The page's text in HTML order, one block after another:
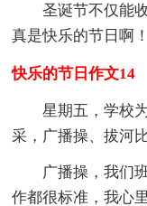
圣诞节不仅能
真是快乐的节日啊！
快乐的节日作文14
星期五，学校
采，广播操、拔河比
广播操，我们
作都很标准，我心